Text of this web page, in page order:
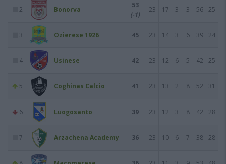
2 Bonorva
53
(-1)
23 17 3 3 56 25
3 Ozierese 1926 45 23 14 3 6 39 24
4 Usinese 42 23 12 6 5 42 25
5 Coghinas Calcio 41 23 13 2 8 52 31
6 Luogosanto 39 23 12 3 8 42 28
7 Arzachena Academy 36 23 10 6 7 38 28